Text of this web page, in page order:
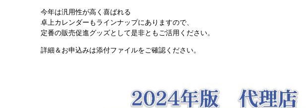
今年は汎用性が高く喜ばれる
卓上カレンダーもラインナップにありますので、
定番の販売促進グッズとして是非ともご活用ください。
詳細＆お申込みは添付ファイルをご確認ください。